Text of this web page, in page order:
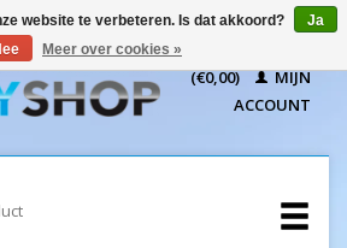
(€0,00)
MIJN
ACCOUNT
website te verbeteren. Is dat akkoord?
Ja
Meer over cookies »